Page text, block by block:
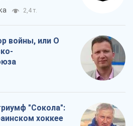
2,4 т.
войны, или О
"Сокола":
хоккее